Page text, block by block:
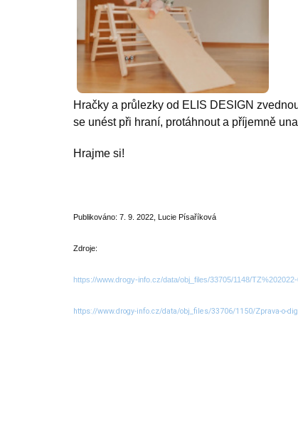
Hračky a průlezky od ELIS DESIGN
se unést při hraní, protáhnout a příjemně
Hrajme si!
Publikováno: 7. 9. 2022, Lucie Písaříková
Zdroje:
https://www.drogy-info.cz/data/obj_files/33705/1148/
https://www.drogy-info.cz/data/obj_files/33706/1150/Zprava-o-